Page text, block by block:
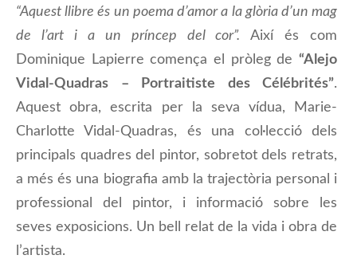
“Aquest llibre és un poema d’amor a la glòria d’un mag
de l’art i a un príncep del cor”. Així és com
Dominique Lapierre comença el pròleg de“Alejo
Vidal-Quadras – Portraitiste des Célébrités”.
Aquest obra, escrita per la seva vídua, Marie-
Charlotte Vidal-Quadras, és una col·lecció dels
principals quadres del pintor, sobretot dels retrats,
a més és una biografia amb la trajectòria personal i
professional del pintor, i informació sobre les
seves exposicions. Un bell relat de la vida i obra de
l’artista.